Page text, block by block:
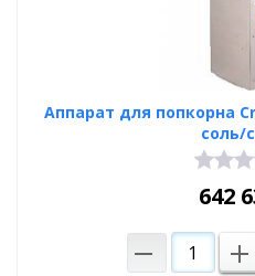
Аппарат для попкорна
соль/
642